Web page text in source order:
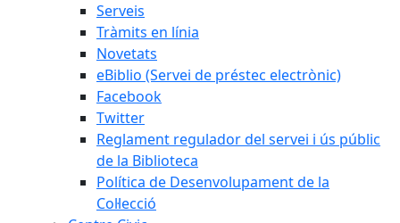
Serveis
Tràmits en línia
Novetats
eBiblio (Servei de préstec electrònic)
Facebook
Twitter
Reglament regulador del servei i ús públic
de la Biblioteca
Política de Desenvolupament de la
Col·lecció